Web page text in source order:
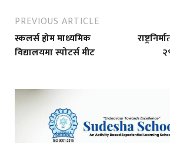
PREVIOUS ARTICLE
स्कलर्स होम माध्यमिक
विद्यालयमा स्पोटर्स मीट